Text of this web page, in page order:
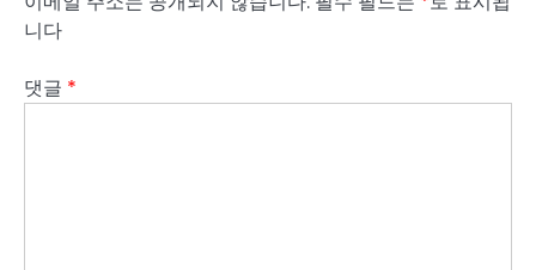
니다
댓글 *